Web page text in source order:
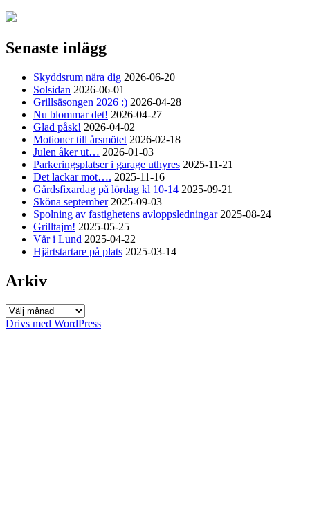
Senaste inlägg
Skyddsrum nära dig 2026-06-20
Solsidan 2026-06-01
Grillsäsongen 2026 :) 2026-04-28
Nu blommar det! 2026-04-27
Glad påsk! 2026-04-02
Motioner till årsmötet 2026-02-18
Julen åker ut… 2026-01-03
Parkeringsplatser i garage uthyres 2025-11-21
Det lackar mot…. 2025-11-16
Gårdsfixardag på lördag kl 10-14 2025-09-21
Sköna september 2025-09-03
Spolning av fastighetens avloppsledningar 2025-08-24
Grilltajm! 2025-05-25
Vår i Lund 2025-04-22
Hjärtstartare på plats 2025-03-14
Arkiv
Arkiv
Drivs med WordPress